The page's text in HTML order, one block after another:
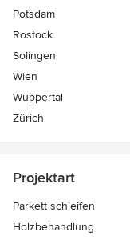
Potsdam
Rostock
Solingen
Wien
Wuppertal
Zürich
Projektart
Parkett schleifen
Holzbehandlung